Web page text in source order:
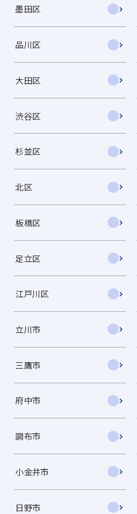
墨田区
品川区
大田区
渋谷区
杉並区
北区
板橋区
足立区
江戸川区
立川市
三鷹市
府中市
調布市
小金井市
日野市